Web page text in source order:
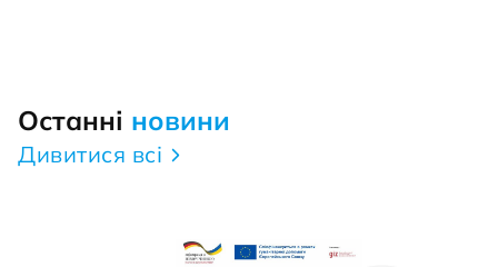
Останні новини
Дивитися всі